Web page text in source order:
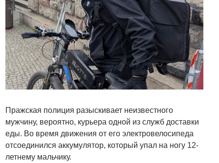
Пражская полиция разыскивает неизвестного
мужчину, вероятно, курьера одной из служб доставки
еды. Во время движения от его электровелосипеда
отсоединился аккумулятор, который упал на ногу 12-
летнему мальчику.